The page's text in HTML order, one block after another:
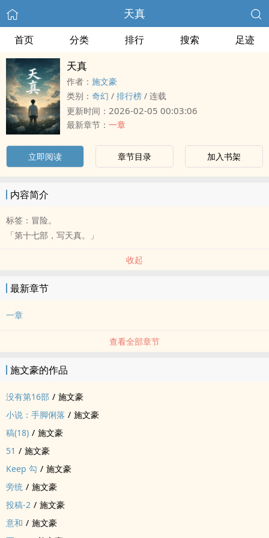
天真
首页 分类 排行 搜索 足迹
天真
作者： 施文豪
类别： 奇幻 / 排行榜 / 连载
更新时间： 2026-02-05 00:03:06
最新章节： 一章
立即阅读 章节目录 加入书架
内容简介
标签：冒险。
「第十七部，写天真。」
收起
最新章节
一章
查看全部章节
施文豪的作品
没有第16部 / 施文豪
小说：手脚俐落 / 施文豪
稿(18) / 施文豪
51 / 施文豪
Keep 勾 / 施文豪
旁统 / 施文豪
投稿-2 / 施文豪
意和 / 施文豪